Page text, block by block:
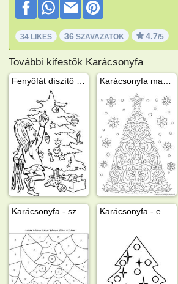
34 LIKES 36 SZAVAZATOK 4.7/5
További kifestők Karácsonyfa